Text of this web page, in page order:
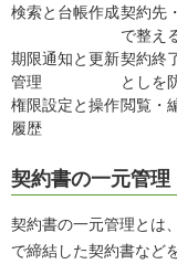
検索と台帳作成契約先
で整え
期限通知と更新
管理
契約終
としを
権限設定と操作
履歴
閲覧・
契約書の一元管理
契約書の一元管理とは
で締結した契約書など